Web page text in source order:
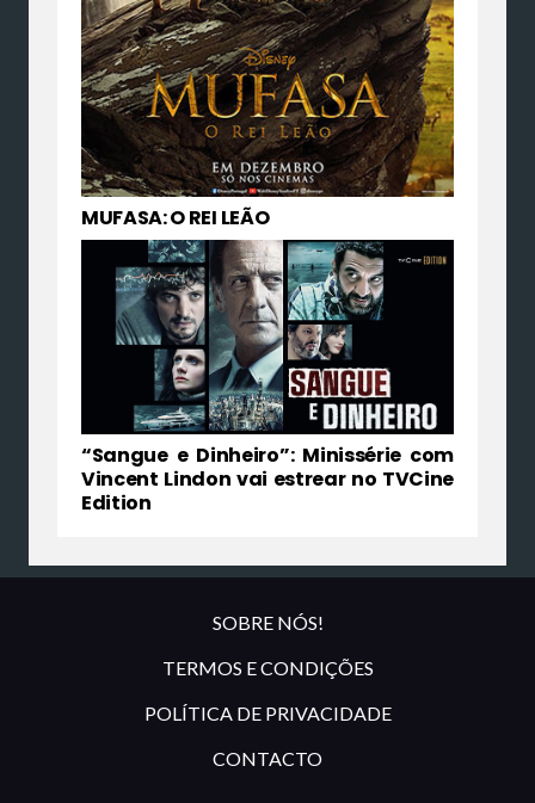
MUFASA: O REI LEÃO
“Sangue e Dinheiro”: Minissérie com
Vincent Lindon vai estrear no TVCine
Edition
SOBRE NÓS!
TERMOS E CONDIÇÕES
POLÍTICA DE PRIVACIDADE
CONTACTO